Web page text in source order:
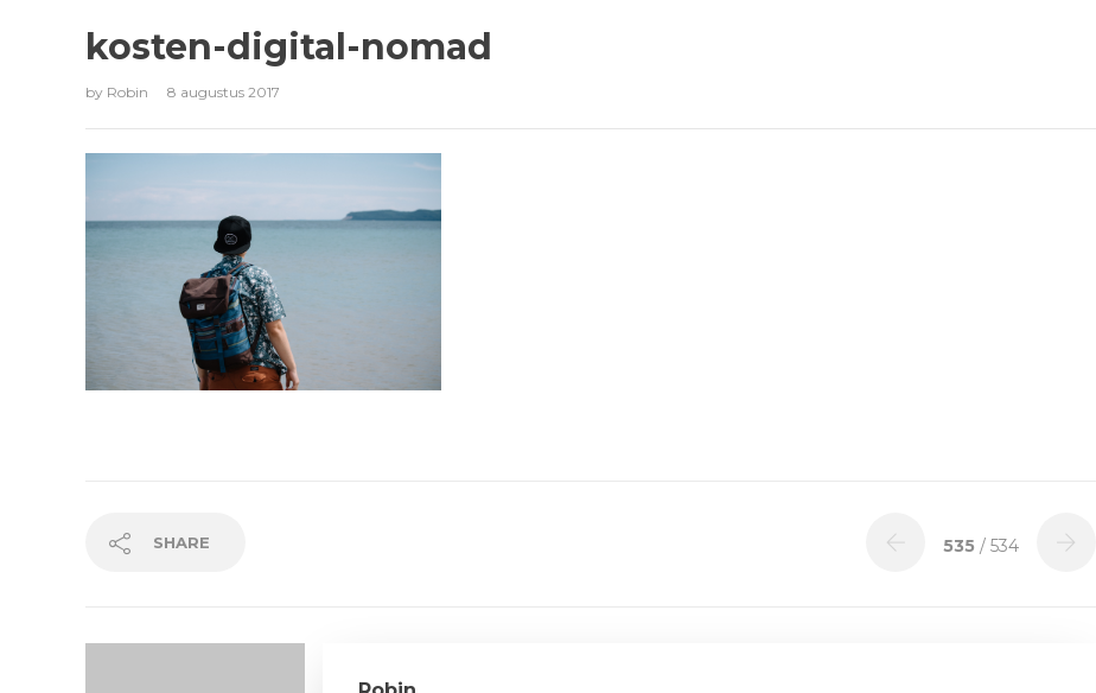
kosten-digital-nomad
by Robin 8 augustus 2017
SHARE 535 / 534